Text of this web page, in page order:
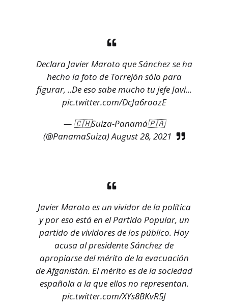
Declara Javier Maroto que Sánchez se ha
hecho la foto de Torrejón sólo para
figurar, ..De eso sabe mucho tu jefe Javi...
pic.twitter.com/DcJa6roozE
— 🇨🇭Suiza-Panamá🇵🇦
(@PanamaSuiza)August 28, 2021
Javier Maroto es un vividor de la política
y por eso está en el Partido Popular, un
partido de vividores de los público. Hoy
acusa al presidente Sánchez de
apropiarse del mérito de la evacuación
de Afganistán. El mérito es de la sociedad
española a la que ellos no representan.
pic.twitter.com/XYs8BKvR5J